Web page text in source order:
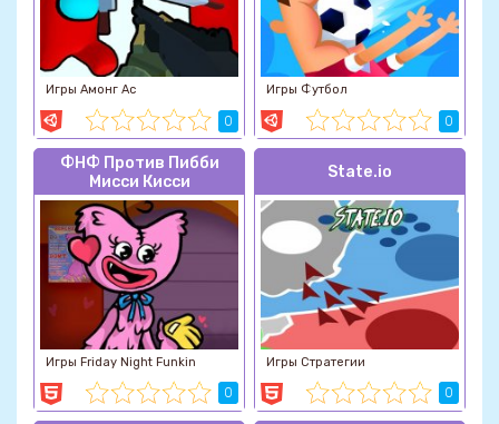
Игры Амонг Ас
0
Игры Футбол
0
ФНФ Против Пибби
Мисси Кисси
Игры Friday Night Funkin
0
State.io
Игры Стратегии
0